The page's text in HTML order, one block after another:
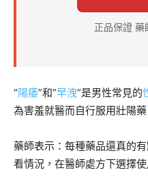
正品保證 藥
“陽痿”和“早洩”是男性常見的
為害羞就醫而自行服用壯陽
藥師表示：每種藥品還真的
看情況，在醫師處方下選擇